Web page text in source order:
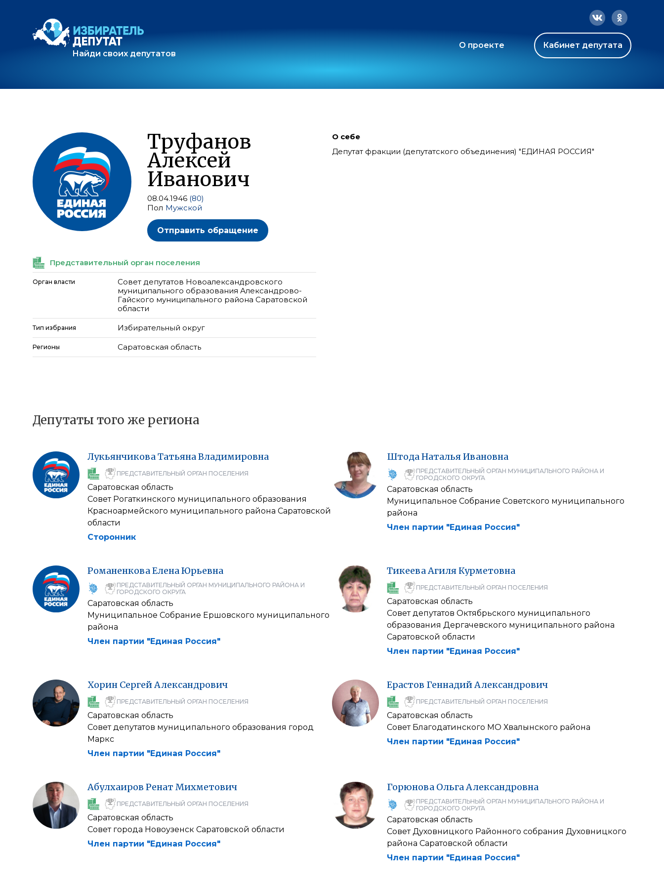
Найди своих депутатов
О проекте Кабинет депутата
Труфанов
Алексей
Иванович
08.04.1946 (80)
Пол Мужской
Отправить обращение
О себе
Депутат фракции (депутатского объединения) "ЕДИНАЯ РОССИЯ"
Представительный орган поселения
Орган власти
Совет депутатов Новоалександровского
муниципального образования Александрово-
Гайского муниципального района Саратовской
области
Тип избрания Избирательный округ
Регионы Саратовская область
Депутаты того же региона
ЛукьянчиковаТатьянаВладимировна
ПРЕДСТАВИТЕЛЬНЫЙ ОРГАН ПОСЕЛЕНИЯ
Саратовская область
Совет Рогаткинского муниципального образования
Красноармейского муниципального района Саратовской
области
Сторонник
ШтодаНатальяИвановна
ПРЕДСТАВИТЕЛЬНЫЙ ОРГАН МУНИЦИПАЛЬНОГО РАЙОНА И
ГОРОДСКОГО ОКРУГА
Саратовская область
Муниципальное Собрание Советского муниципального
района
Член партии "Единая Россия"
РоманенковаЕленаЮрьевна
ПРЕДСТАВИТЕЛЬНЫЙ ОРГАН МУНИЦИПАЛЬНОГО РАЙОНА И
ГОРОДСКОГО ОКРУГА
Саратовская область
Муниципальное Собрание Ершовского муниципального
района
Член партии "Единая Россия"
ТикееваАгиля Курметовна
ПРЕДСТАВИТЕЛЬНЫЙ ОРГАН ПОСЕЛЕНИЯ
Саратовская область
Совет депутатов Октябрьского муниципального
образования Дергачевского муниципального района
Саратовской области
Член партии "Единая Россия"
Хорин СергейАлександрович
ПРЕДСТАВИТЕЛЬНЫЙ ОРГАН ПОСЕЛЕНИЯ
Саратовская область
Совет депутатов муниципального образования город
Маркс
Член партии "Единая Россия"
Ерастов ГеннадийАлександрович
ПРЕДСТАВИТЕЛЬНЫЙ ОРГАН ПОСЕЛЕНИЯ
Саратовская область
Совет Благодатинского МО Хвалынского района
Член партии "Единая Россия"
Абулхаиров Ренат Михметович
ПРЕДСТАВИТЕЛЬНЫЙ ОРГАН ПОСЕЛЕНИЯ
Саратовская область
Совет города Новоузенск Саратовской области
Член партии "Единая Россия"
Горюнова ОльгаАлександровна
ПРЕДСТАВИТЕЛЬНЫЙ ОРГАН МУНИЦИПАЛЬНОГО РАЙОНА И
ГОРОДСКОГО ОКРУГА
Саратовская область
Совет Духовницкого Районного собрания Духовницкого
района Саратовской области
Член партии "Единая Россия"